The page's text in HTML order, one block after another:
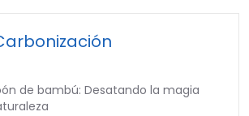
de bambú: Desatando la magia